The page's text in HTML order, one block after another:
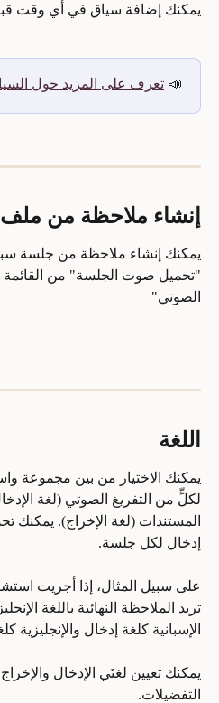
يمكنك إضافة سياق في أي وقت قبل
📣 تعرف على المزيد حول
إنشاء ملاحظة من
يمكنك إنشاء ملاحظة من جلسة
"تحميل صوت الجلسة" من القائمة
الصوتي"
اللغة
يمكنك الاختيار من بين مجموعة
لكلٍّ من التفريغ الصوتي (لغة
المستندات (لغة الإخراج). يمكنك
إدخال لكل جلسة.
على سبيل المثال، إذا أجريت
تريد الملاحظة النهائية باللغة
الإسبانية كلغة إدخال
يمكنك تعيين لغتَي الإدخال
التفضيلات.